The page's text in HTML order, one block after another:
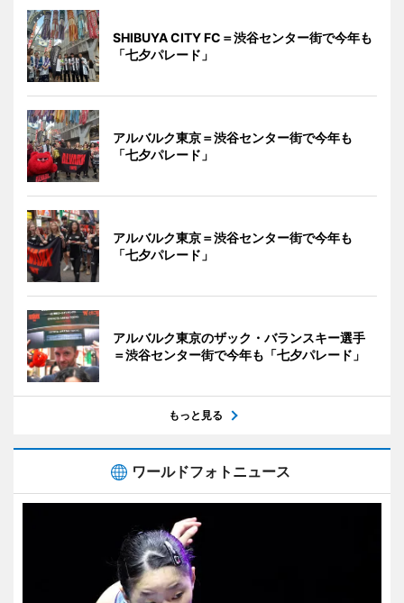
SHIBUYA CITY FC＝渋谷センター街で今年も
「七夕パレード」
アルバルク東京＝渋谷センター街で今年も
「七夕パレード」
アルバルク東京＝渋谷センター街で今年も
「七夕パレード」
アルバルク東京のザック・バランスキー選手
＝渋谷センター街で今年も「七夕パレード」
もっと見る
ワールドフォトニュース